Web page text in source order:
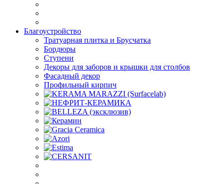
Благоустройство
Тратуарная плитка и Брусчатка
Бордюры
Ступени
Декоры для заборов и крышки для столбов
Фасадный декор
Профильный кирпич